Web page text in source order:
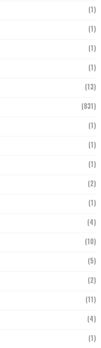
(1)
(1)
(1)
(1)
(13)
(831)
(1)
(1)
(1)
(2)
(1)
(4)
(10)
(5)
(2)
(11)
(4)
(1)